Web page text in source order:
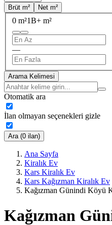
Brüt m²
Net m²
0 m²1B+ m²
—
Arama Kelimesi
Otomatik ara
İlan olmayan seçenekleri gizle
Ara (0 ilan)
Ana Sayfa
Kiralık Ev
Kars Kiralık Ev
Kars Kağızman Kiralık Ev
Kağızman Günindi Köyü
Kağızman